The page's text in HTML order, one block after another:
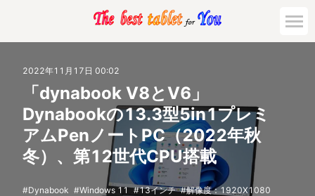
活用対策と事例
主要機種の比較
ゲーミング
2022年11月17日 00:02
「dynabook V8とV6」
Dynabookの13.3型5in1プレミ
アムPenノートPC（2022年秋
冬）、第12世代CPU搭載
Dynabook Windows 11 13インチ 解像度：1920X1080